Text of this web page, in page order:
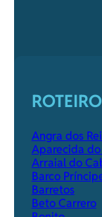
Angra dos
Aparecida
Arraial do
Barco
Barretos
Beto Carrero